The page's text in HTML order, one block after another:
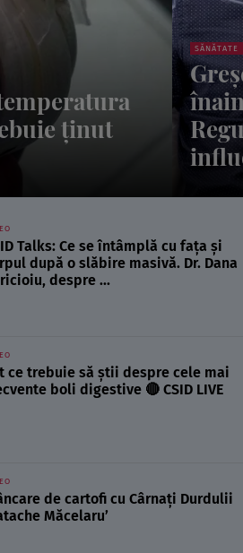
o fac
de sânge!
care poate
SĂNĂTATE
De
pot
Talks: Ce se întâmplă cu fața și
după o slăbire masivă. Dr. Dana
despre ...
ce trebuie să știi despre cele mai
boli digestive 🔴 CSID LIVE
de cartofi cu Cârnați Durdulii
Măcelaru’